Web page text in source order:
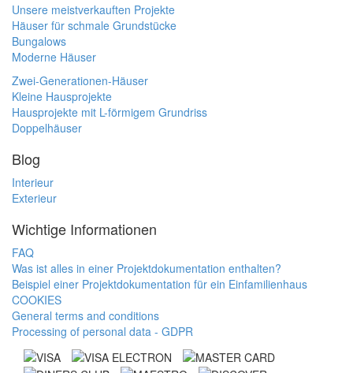
Unsere meistverkauften Projekte
Häuser für schmale Grundstücke
Bungalows
Moderne Häuser
Zwei-Generationen-Häuser
Kleine Hausprojekte
Hausprojekte mit L-förmigem Grundriss
Doppelhäuser
Blog
Interieur
Exterieur
Wichtige Informationen
FAQ
Was ist alles in einer Projektdokumentation enthalten?
Beispiel einer Projektdokumentation für ein Einfamilienhaus
COOKIES
General terms and conditions
Processing of personal data - GDPR